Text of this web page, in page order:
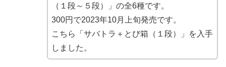
（１段～５段）」の全6種です。
300円で2023年10月上旬発売です。
こちら「サバトラ＋とび箱（１段）」を入手
しました。